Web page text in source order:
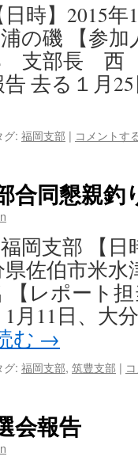
日時】2015
の磯 【参
支部長 西
去る１月
グ: 福岡支部 | コメントす
合同懇親釣
岡支部 【日
県佐伯市米
レポート
11日、大分
む →
グ: 福岡支部, 筑豊支部 |
会報告